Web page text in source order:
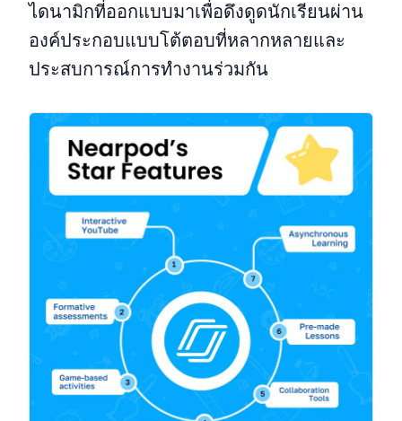
ไดนามิกที่ออกแบบมาเพื่อดึงดูดนักเรียนผ่าน
องค์ประกอบแบบโต้ตอบที่หลากหลายและ
ประสบการณ์การทํางานร่วมกัน